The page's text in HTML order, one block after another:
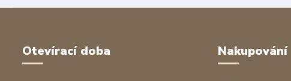
Otevírací doba Nakupování